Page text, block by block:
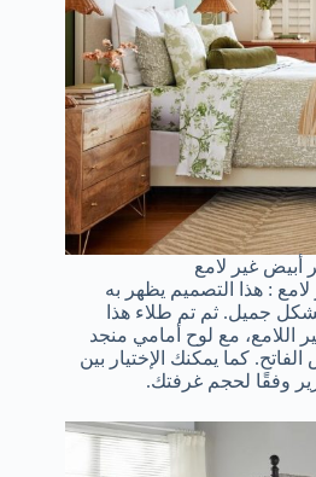
أبيض غير لامع
: هذا التصميم يظهر به
جميل. ثم تم طلاء هذا
اللامع، مع لوح أمامي منجد
كما يمكنك الإختيار بين
وفقًا لحجم غرفتك.